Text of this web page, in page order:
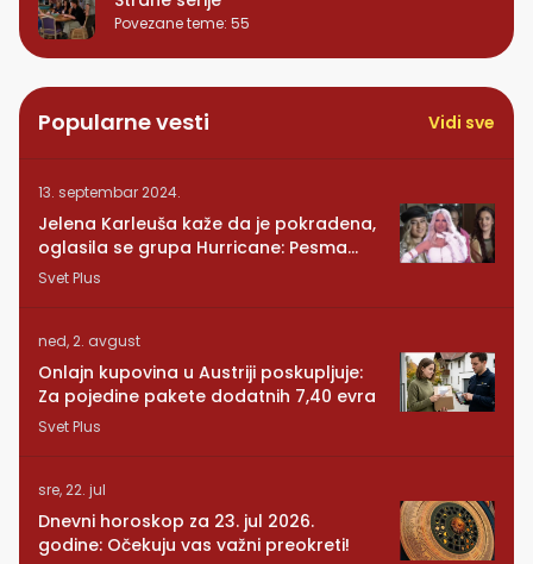
Povezane teme: 55
Popularne vesti Vidi sve
13. septembar 2024.
Jelena Karleuša kaže da je pokradena,
oglasila se grupa Hurricane: Pesma
RUNDE je naša!
Svet Plus
ned, 2. avgust
Onlajn kupovina u Austriji poskupljuje:
Za pojedine pakete dodatnih 7,40 evra
Svet Plus
sre, 22. jul
Dnevni horoskop za 23. jul 2026.
godine: Očekuju vas važni preokreti!